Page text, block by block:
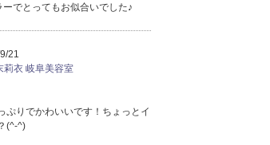
でとってもお似合いでした♪
21
莉衣 岐阜美容室
ぷりでかわいいです！ちょっとイ
(^-^)